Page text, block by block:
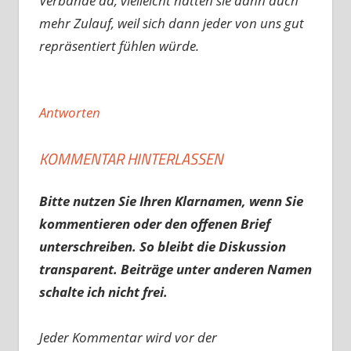
mehr Zulauf, weil sich dann jeder von uns gut
repräsentiert fühlen würde.
Antworten
KOMMENTAR HINTERLASSEN
Bitte nutzen Sie Ihren Klarnamen, wenn Sie
kommentieren oder den offenen Brief
unterschreiben. So bleibt die Diskussion
transparent. Beiträge unter anderen Namen
schalte ich nicht frei.
Jeder Kommentar wird vor der